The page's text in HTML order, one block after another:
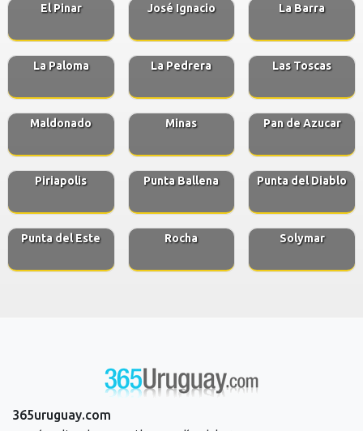
El Pinar José Ignacio La Barra
La Paloma La Pedrera Las Toscas
Maldonado Minas Pan de Azucar
Piriapolis Punta Ballena Punta del Diablo
Punta del Este Rocha Solymar
365uruguay.com